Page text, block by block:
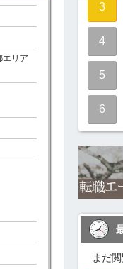
エリア
3
4
5
6
まだ